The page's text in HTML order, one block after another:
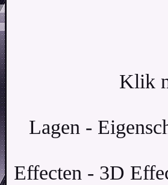
Klik
Lagen -
Effecten - 3D